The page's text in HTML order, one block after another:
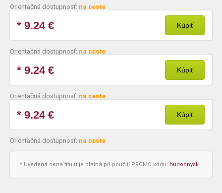
Orientačná dostupnosť: na ceste
* 9.24€ Kúpiť
Orientačná dostupnosť: na ceste
* 9.24€ Kúpiť
Orientačná dostupnosť: na ceste
* 9.24€ Kúpiť
Orientačná dostupnosť: na ceste
* Uvedená cena titulu je platná pri použití PROMO kódu: hudobnysk